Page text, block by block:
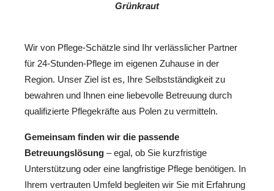
Grünkraut
Wir von Pflege-Schätzle sind Ihr verlässlicher Partner
für 24-Stunden-Pflege im eigenen Zuhause in der
Region. Unser Ziel ist es, Ihre Selbstständigkeit zu
bewahren und Ihnen eine liebevolle Betreuung durch
qualifizierte Pflegekräfte aus Polen zu vermitteln.
Gemeinsam finden wir die passende
Betreuungslösung – egal, ob Sie kurzfristige
Unterstützung oder eine langfristige Pflege benötigen. In
Ihrem vertrauten Umfeld begleiten wir Sie mit Erfahrung